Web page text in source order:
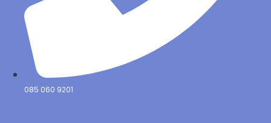
085 060 9201